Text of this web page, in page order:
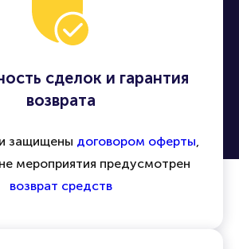
сделок и гарантия
возврата
защищены договором оферты,
мероприятия предусмотрен
возврат средств